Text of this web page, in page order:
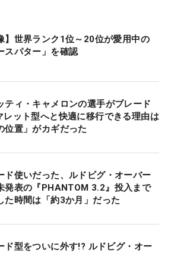
】世界ランク1位～20位が愛用中の
スパター」を確認
ティ・キャメロンの選手がブレード
ット型へと快適に移行できる理由は
位置」がカギだった
ド使いだった、ルドビグ・オーバー
発表の『PHANTOM 3.2』投入まで
た時間は「約3か月」だった
ド型をついに外す!? ルドビグ・オー